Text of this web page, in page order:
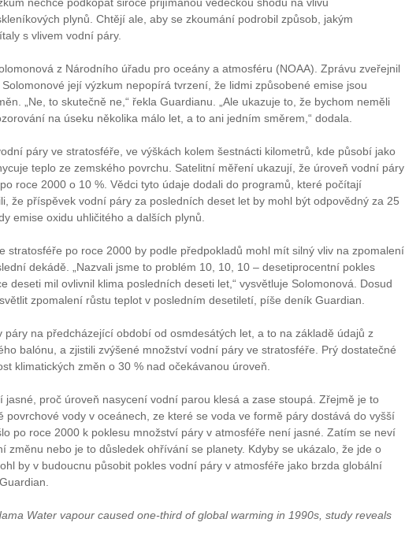
plynů. Chtějí ale, aby se zkoumání podrobil způsob, jakým
s vlivem vodní páry.
z Národního úřadu pro oceány a atmosféru (NOAA). Zprávu zveřejnil
její výzkum nepopírá tvrzení, že lidmi způsobené emise jsou
„Ne, to skutečně ne,“ řekla Guardianu. „Ale ukazuje to, že bychom neměli
na úseku několika málo let, a to ani jedním směrem,“ dodala.
páry ve stratosféře, ve výškách kolem šestnácti kilometrů, kde působí jako
teplo ze zemského povrchu. Satelitní měření ukazují, že úroveň vodní páry
roce 2000 o 10 %. Vědci tyto údaje dodali do programů, které počítají
že příspěvek vodní páry za posledních deset let by mohl být odpovědný za 25
emise oxidu uhličitého a dalších plynů.
stratosféře po roce 2000 by podle předpokladů mohl mít silný vliv na zpomalení
dekádě. „Nazvali jsme to problém 10, 10, 10 – desetiprocentní pokles
deseti mil ovlivnil klima posledních deseti let,“ vysvětluje Solomonová. Dosud
zpomalení růstu teplot v posledním desetiletí, píše deník Guardian.
páry na předcházející období od osmdesátých let, a to na základě údajů z
balónu, a zjistili zvýšené množství vodní páry ve stratosféře. Prý dostatečné
klimatických změn o 30 % nad očekávanou úroveň.
jasné, proč úroveň nasycení vodní parou klesá a zase stoupá. Zřejmě je to
povrchové vody v oceánech, ze které se voda ve formě páry dostává do vyšší
po roce 2000 k poklesu množství páry v atmosféře není jasné. Zatím se neví
změnu nebo je to důsledek ohřívání se planety. Kdyby se ukázalo, že jde o
by v budoucnu působit pokles vodní páry v atmosféře jako brzda globální
Water vapour caused one-third of global warming in 1990s, study reveals